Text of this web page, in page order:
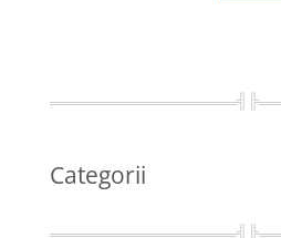
Categorii